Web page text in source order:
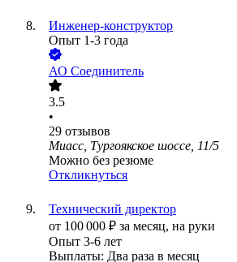
Инженер-конструктор
Опыт 1-3 года
АО Соединитель
3.5
•
29 отзывов
Миасс, Тургоякское шоссе, 11/5
Можно без резюме
Откликнуться
Технический директор
от 100 000 ₽ за месяц, на руки
Опыт 3-6 лет
Выплаты: Два раза в месяц